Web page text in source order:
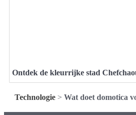
Ontdek de kleurrijke stad
Technologie> Wat doet domotica